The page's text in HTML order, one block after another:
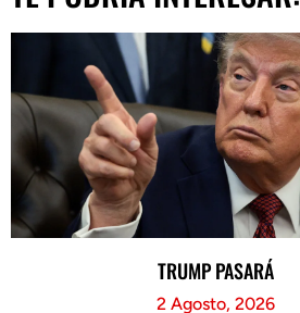
TRUMP PASARÁ
2 Agosto, 2026